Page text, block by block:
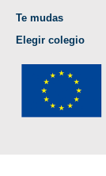
Te mudas
Elegir colegio